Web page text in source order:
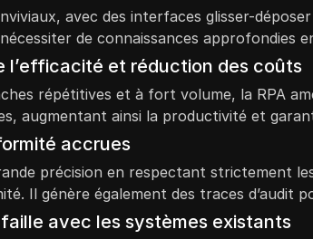
avec des interfaces glisser-
de connaissances approfondies
l’efficacité et réduction des coûts
répétitives et à fort volume, la RPA
augmentant ainsi la productivité et
accrues
précision en respectant strictement
Il génère également des traces d’audit
avec les systèmes existants